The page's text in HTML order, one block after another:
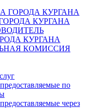
ГОРОДА КУРГАНА
КУРГАНА
КУРГАНА
КОМИССИЯ
по
через